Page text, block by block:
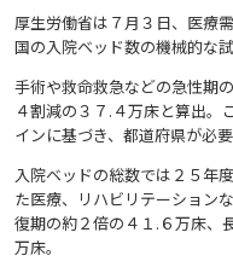
厚生労働省は７月３日、医療
国の入院ベッド数の機械的な試
手術や救命救急などの急性期
４割減の３７.４万床と算出。
インに基づき、都道府県が必
入院ベッドの総数では２５年
た医療、リハビリテーション
復期の約２倍の４１.６万床、
万床。